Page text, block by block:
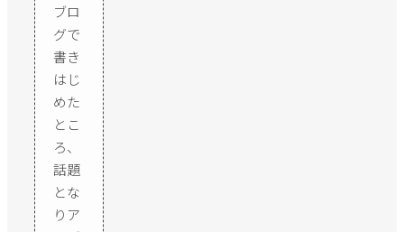
ブロ
グで
書き
はじ
めた
とこ
ろ、
話題
とな
りア